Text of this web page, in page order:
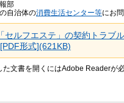
部
自治体の消費生活センター等にお
「セルフエステ」の契約トラブ
形式](621KB)
文書を開くにはAdobe Readerが必